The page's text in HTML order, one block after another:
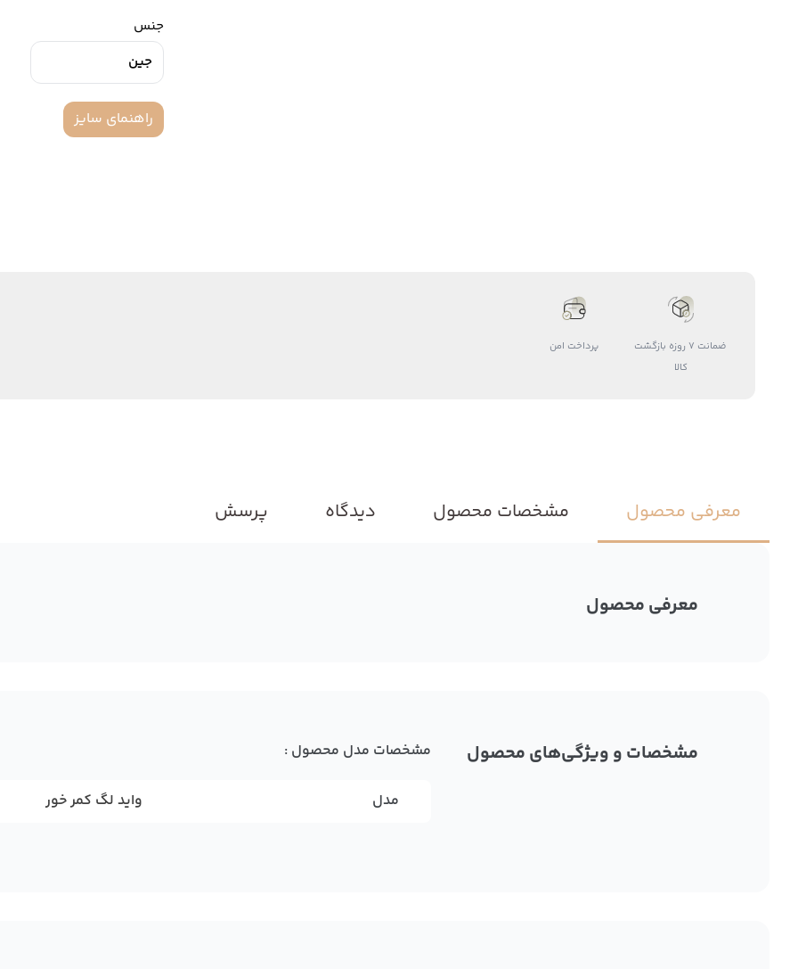
جنس
جین
راهنمای سایز
ضمانت 7 روزه بازگشت
کالا
پرداخت امن
معرفی محصول مشخصات محصول دیدگاه پرسش
معرفی محصول
مشخصات و ویژگی‌های محصول مشخصات مدل محصول :
مدل واید لگ کمر خور